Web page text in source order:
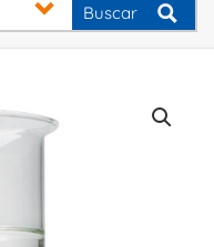
Buscar